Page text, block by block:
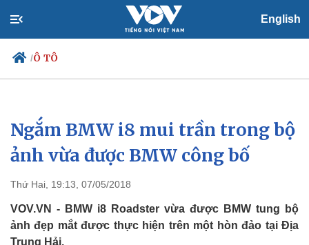
English
/Ô TÔ
Chính trị
Đảng
Tổ chức nhân sự
Nhận diện sự thật
Xã hội
Tin 24h
Dự báo thời tiết
Việc làm
Biển đảo
Ngắm BMW i8 mui trần trong bộ
ảnh vừa được BMW công bố
Thứ Hai, 19:13, 07/05/2018
VOV.VN - BMW i8 Roadster vừa được BMW tung bộ
ảnh đẹp mắt được thực hiện trên một hòn đảo tại Địa
Trung Hải.